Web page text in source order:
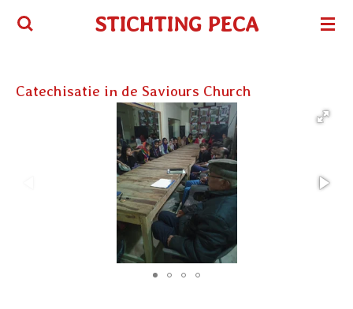
Ga
de
STICHTING PECA
Catechisatie in de Saviours Church